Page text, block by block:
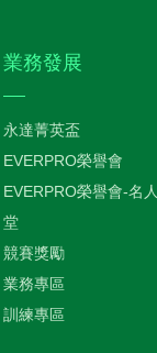
業務發展
永達菁英盃
EVERPRO榮譽會
EVERPRO榮譽會-名人
堂
競賽獎勵
業務專區
訓練專區